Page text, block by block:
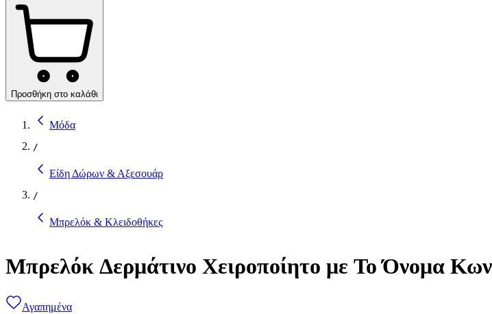
Προσθήκη στο καλάθι
Μόδα
/
Είδη Δώρων & Αξεσουάρ
/
Μπρελόκ & Κλειδοθήκες
Μπρελόκ Δερμάτινο Χειροποίητο με Το Όνομα
Αγαπημένα